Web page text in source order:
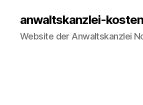
anwaltskanzlei-
Website der Anwaltskanzlei